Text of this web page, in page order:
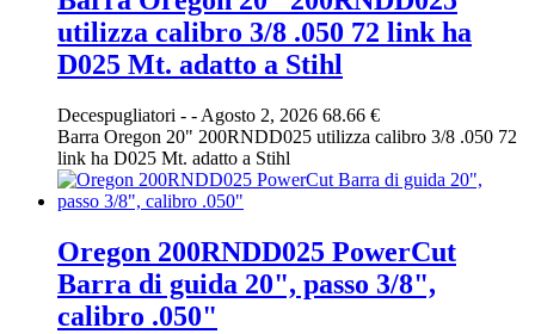
utilizza calibro 3/8 .050 72 link ha
D025 Mt. adatto a Stihl
Decespugliatori - - Agosto 2, 2026 68.66 €
Barra Oregon 20" 200RNDD025 utilizza calibro 3/8 .050 72
link ha D025 Mt. adatto a Stihl
Oregon 200RNDD025 PowerCut
Barra di guida 20", passo 3/8",
calibro .050"